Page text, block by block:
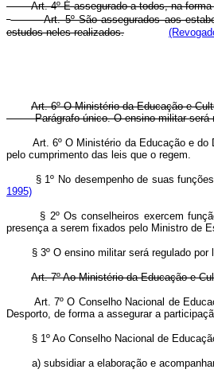
Art. 4º É assegurado a todos, na
Art. 5º São assegurados aos
estudos neles realizados.
Art. 6º O Ministério da Educação e
Parágrafo único. O ensino militar será
Art. 6º O Ministério da Educação e
pelo cumprimento das leis que o
§ 1º No desempenho de suas
1995)
§ 2º Os conselheiros exercem função
presença a serem fixados pelo Ministro
§ 3º O ensino militar será
Art. 7º Ao Ministério da Educação e
Art. 7º O Conselho Nacional de
Desporto, de forma a assegurar a
§ 1º Ao Conselho Nacional de
a) subsidiar a elaboração e